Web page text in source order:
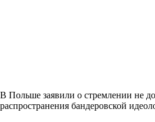
В Польше заявили о стремлении не
распространения бандеровской